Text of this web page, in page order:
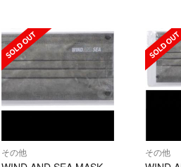
その他 その他